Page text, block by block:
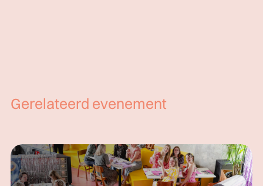
Gerelateerd evenement